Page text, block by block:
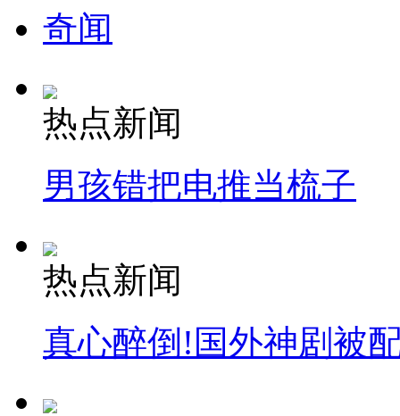
司机酒驾遇交警 急速倒车逃窜
奇闻
热点新闻
男孩错把电推当梳子
热点新闻
真心醉倒!国外神剧被